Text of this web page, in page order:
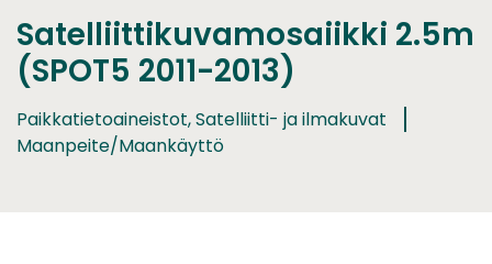
Satelliittikuvamosaiikki 2.5m
(SPOT5 2011-2013)
Paikkatietoaineistot, Satelliitti- ja ilmakuvat
Maanpeite/Maankäyttö